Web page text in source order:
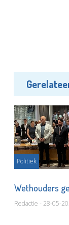
Politiek
Wethouders
Redactie - 28-05-